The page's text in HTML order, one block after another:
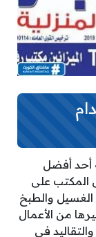
أحد أفضل
المكتب على
الغسيل والطبخ
من الأعمال
في